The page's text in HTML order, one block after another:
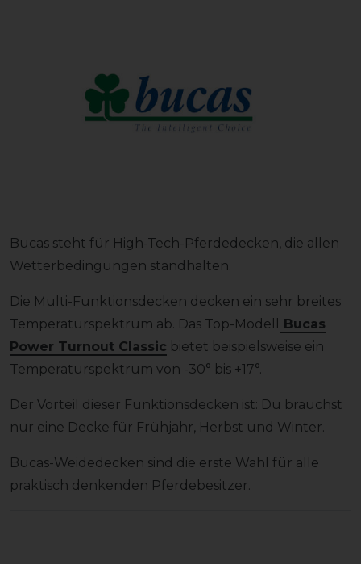
Bucas steht für High-Tech-Pferdedecken, die allen
Wetterbedingungen standhalten.
Die Multi-Funktionsdecken decken ein sehr breites
Temperaturspektrum ab. Das Top-Modell
Bucas
Power Turnout Classic bietet beispielsweise ein
Temperaturspektrum von -30° bis +17°.
Der Vorteil dieser Funktionsdecken ist: Du brauchst
nur eine Decke für Frühjahr, Herbst und Winter.
Bucas-Weidedecken sind die erste Wahl für alle
praktisch denkenden Pferdebesitzer.